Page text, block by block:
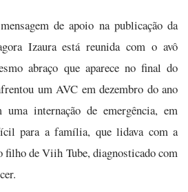
de apoio na publicação da
Izaura está reunida com o avô
abraço que aparece no final do
um AVC em dezembro do ano
uma internação de emergência, em
para a família, que lidava com a
filho de Viih Tube, diagnosticado com